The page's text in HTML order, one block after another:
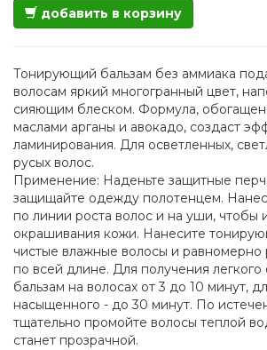
добавить в корзину
Тонирующий бальзам без аммиака
волосам яркий многогранный цвет,
сияющим блеском. Формула,
маслами арганы и авокадо, создаст
ламинирования. Для осветленных,
русых волос.
Применение: Наденьте защитные
защищайте одежду полотенцем.
по линии роста волос и на уши, чтобы
окрашивания кожи. Нанесите
чистые влажные волосы и равномерно
по всей длине. Для получения легкого
бальзам на волосах от 3 до 10 минут,
насыщенного - до 30 минут. По
тщательно промойте волосы теплой
станет прозрачной.